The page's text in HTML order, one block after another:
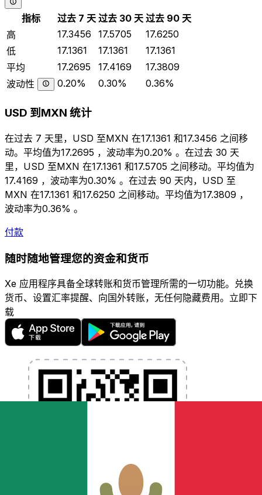
指标 过去 7 天 过去 30 天 过去 90 天
高
17.3456 17.5705
17.6250
低
17.1361 17.1361
17.1361
平均
17.2695 17.4169
17.3809
波动性
0.20% 0.30% 0.36%
USD 到MXN 统计
在过去 7 天里，USD 至MXN 在17.1361 和17.3456 之间移
动。平均值为17.2695 ，波动率为0.20% 。在过去 30 天
里，USD 至MXN 在17.1361 和17.5705 之间移动。平均值为
17.4169 ，波动率为0.30% 。在过去 90 天内，USD 至
MXN 在17.1361 和17.6250 之间移动。平均值为17.3809 ，
波动率为0.36% 。
付款
随时随地管理您的资金和货币
Xe 应用程序具备全球转账和货币管理所需的一切功能。兑换
货币、设置汇率提醒、向国外转账，无任何隐藏费用。立即下
载